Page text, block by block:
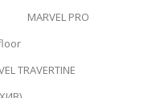
MARVEL PRO
TRAVERTINE